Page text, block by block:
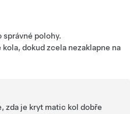
polohy.
dokud zcela nezaklapne na
zda je kryt matic kol dobře